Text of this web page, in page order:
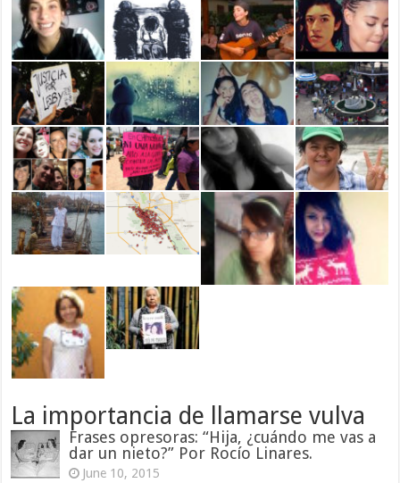
La importancia de llamarse vulva
Frases opresoras: “Hija, ¿cuándo me vas a
dar un nieto?” Por Rocío Linares.
June 10, 2015